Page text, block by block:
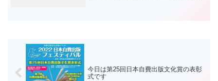
今日は第25回日本自費出版文化賞の表彰
式です